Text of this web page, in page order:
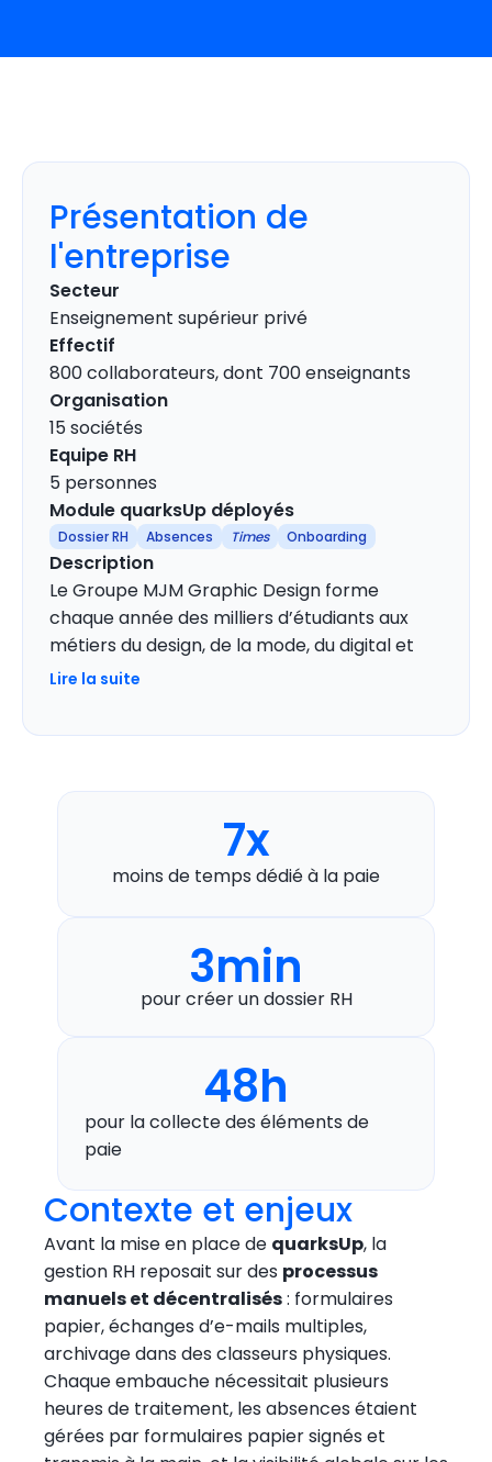
Présentation de
l'entreprise
Secteur
Enseignement supérieur privé
Effectif
800 collaborateurs, dont 700 enseignants
Organisation
15 sociétés
Equipe RH
5 personnes
Module quarksUp déployés
Dossier RH Absences Times Onboarding
Description
Le Groupe MJM Graphic Design forme
chaque année des milliers d’étudiants aux
métiers du design, de la mode, du digital et
des arts appliqués. Avec ses 15 écoles en
Lire la suite
7x
moins de temps dédié à la paie
3min
pour créer un dossier RH
48h
pour la collecte des éléments de
paie
Contexte et enjeux
Avant la mise en place de quarksUp, la
gestion RH reposait sur des processus
manuels et décentralisés: formulaires
papier, échanges d’e-mails multiples,
archivage dans des classeurs physiques.
Chaque embauche nécessitait plusieurs
heures de traitement, les absences étaient
gérées par formulaires papier signés et